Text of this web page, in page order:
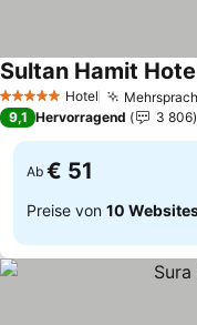
5 Sterne Hotel
Sultan Hamit
9,1 Hervorragend 3 806
Ab € 51
Preise von 10